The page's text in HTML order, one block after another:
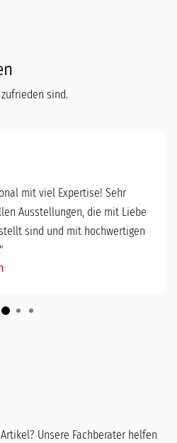
sind.
mit viel Expertise! Sehr
Ausstellungen, die mit Liebe
sind und mit hochwertigen
Unsere Fachberater helfen